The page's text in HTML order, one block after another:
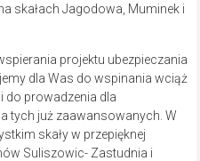
skałach Jagodowa, Muminek i
projektu ubezpieczania
dla Was do wspinania wciąż
do prowadzenia dla
tych już zaawansowanych. W
skały w przepięknej
Suliszowic- Zastudnia i